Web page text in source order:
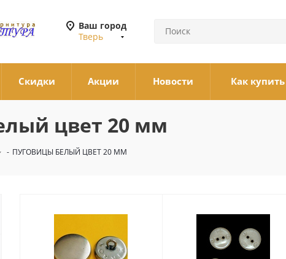
Ваш город
Тверь
Скидки Акции Новости Как купить
цвет 20 мм
- ПУГОВИЦЫ БЕЛЫЙ ЦВЕТ 20 ММ